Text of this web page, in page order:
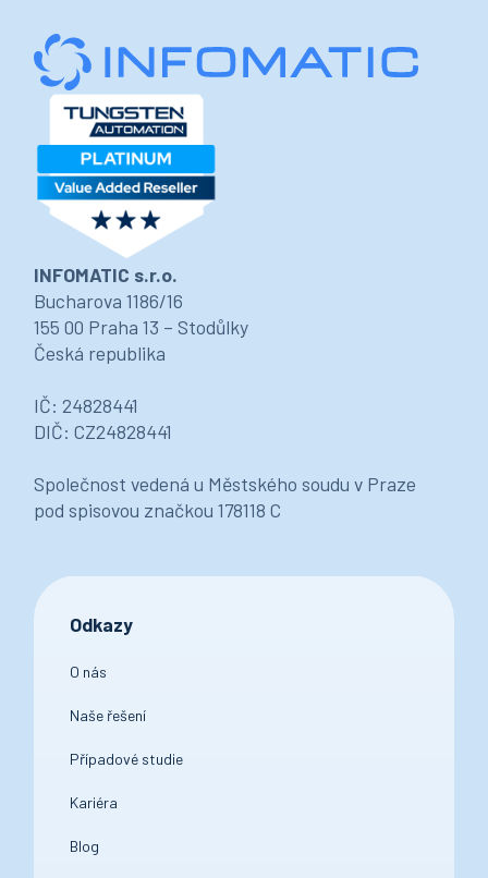
INFOMATIC s.r.o.
Bucharova 1186/16
155 00 Praha 13 – Stodůlky
Česká republika
IČ: 24828441
DIČ: CZ24828441
Společnost vedená u Městského soudu v Praze
pod spisovou značkou 178118 C
Odkazy
O nás
Naše řešení
Případové studie
Kariéra
Blog